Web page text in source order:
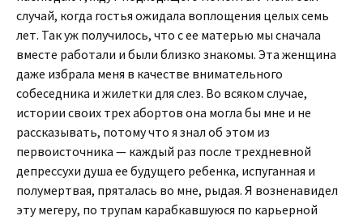
случай, когда гостья ожидала воплощения целых семь
лет. Так уж получилось, что с ее матерью мы сначала
вместе работали и были близко знакомы. Эта женщина
даже избрала меня в качестве внимательного
собеседника и жилетки для слез. Во всяком случае,
истории своих трех абортов она могла бы мне и не
рассказывать, потому что я знал об этом из
первоисточника — каждый раз после трехдневной
депрессухи душа ее будущего ребенка, испуганная и
полумертвая, пряталась во мне, рыдая. Я возненавидел
эту мегеру, по трупам карабкавшуюся по карьерной